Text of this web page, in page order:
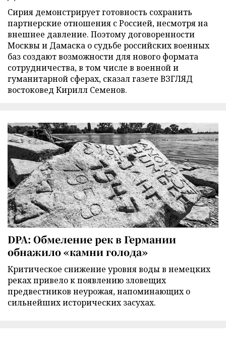
Сирия демонстрирует готовность сохранить
партнерские отношения с Россией, несмотря на
внешнее давление. Поэтому договоренности
Москвы и Дамаска о судьбе российских военных
баз создают возможности для нового формата
сотрудничества, в том числе в военной и
гуманитарной сферах, сказал газете ВЗГЛЯД
востоковед Кирилл Семенов.
DPA: Обмеление рек в Германии
обнажило «камни голода»
Критическое снижение уровня воды в немецких
реках привело к появлению зловещих
предвестников неурожая, напоминающих о
сильнейших исторических засухах.